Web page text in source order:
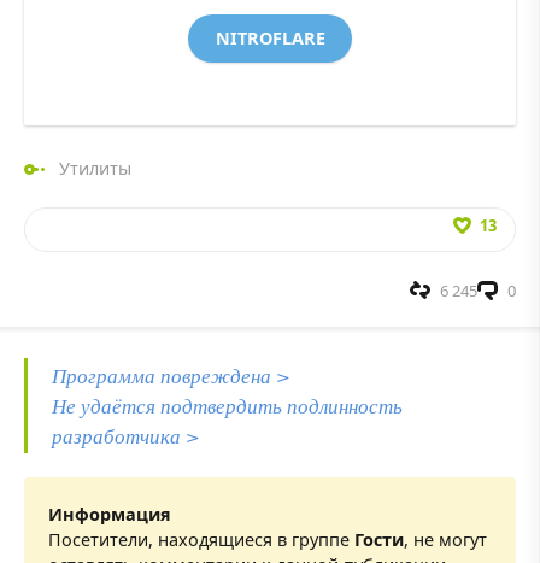
NITROFLARE
Утилиты
13
0
6 245
Программа повреждена >
Не удаётся подтвердить подлинность
разработчика >
Информация
Посетители, находящиеся в группе Гости, не могут